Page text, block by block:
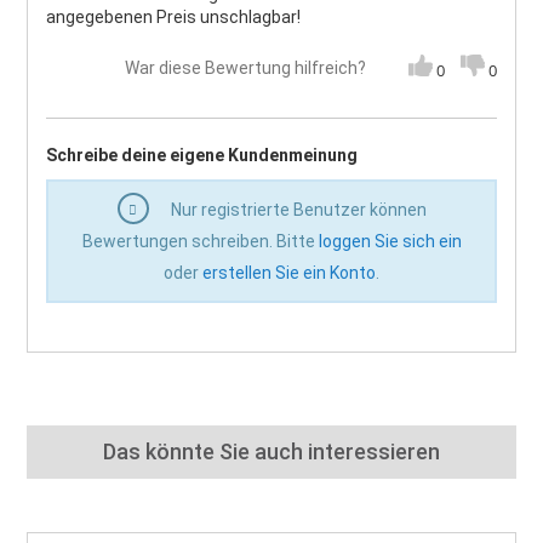
angegebenen Preis unschlagbar!
War diese Bewertung hilfreich? 0 0
Schreibe deine eigene Kundenmeinung
Nur registrierte Benutzer können
Bewertungen schreiben. Bitte loggen Sie sich ein
odererstellen Sie ein Konto
Das könnte Sie auch interessieren